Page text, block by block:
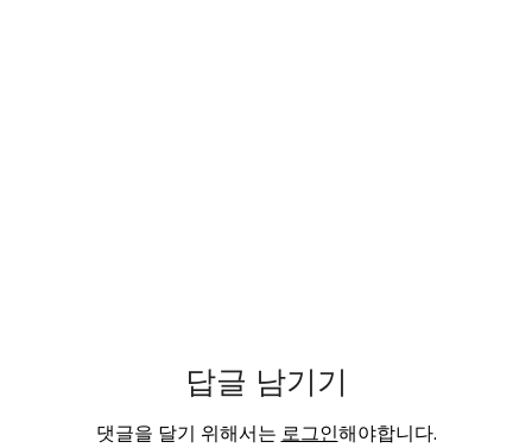
답글 남기기
댓글을 달기 위해서는 로그인해야합니다.